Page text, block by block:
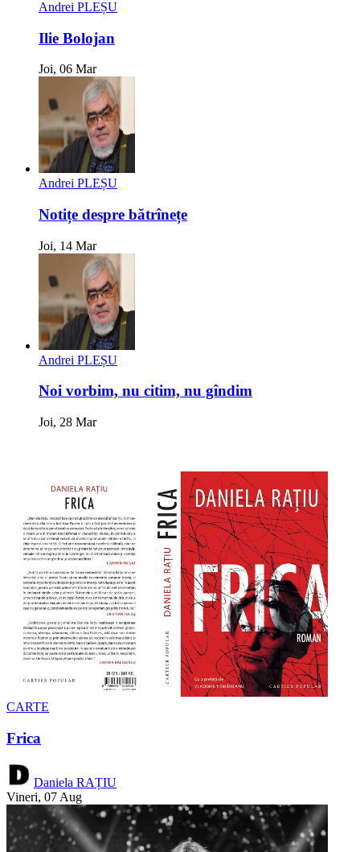
Andrei PLEȘU
Ilie Bolojan
Joi, 06 Mar
Andrei PLEȘU
Notițe despre bătrînețe
Joi, 14 Mar
Andrei PLEȘU
Noi vorbim, nu citim, nu gîndim
Joi, 28 Mar
CARTE
Frica
Daniela RAȚIU
Vineri, 07 Aug